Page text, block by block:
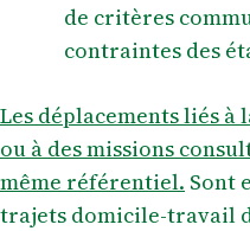
de critères
contraintes des
Les déplacements liés
ou à des missions
même référentiel. Sont
trajets domicile-travail